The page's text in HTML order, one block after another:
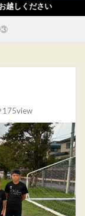
ださい
③
175view